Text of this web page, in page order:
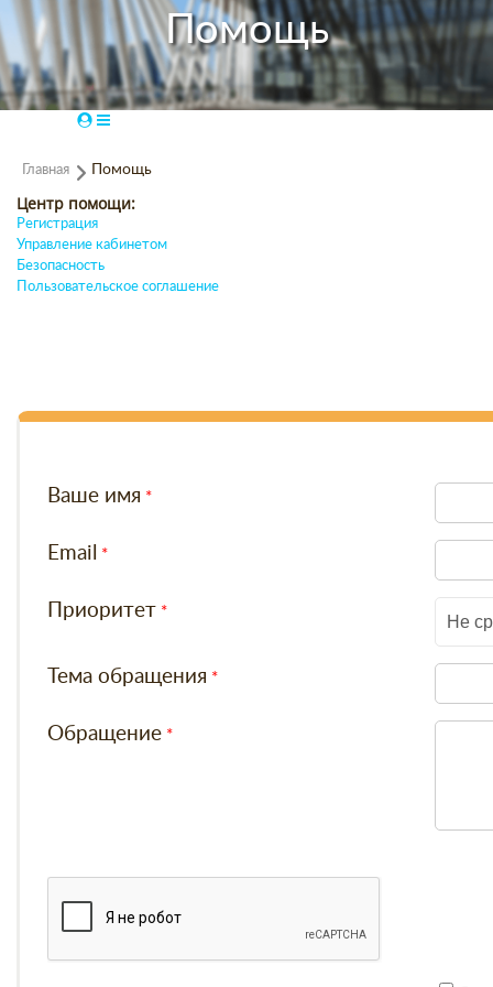
Помощь
Главная Помощь
Центр помощи:
Регистрация
Управление кабинетом
Безопасность
Пользовательское соглашение
Ваше имя
Email
Приоритет Не
Тема обращения
Обращение